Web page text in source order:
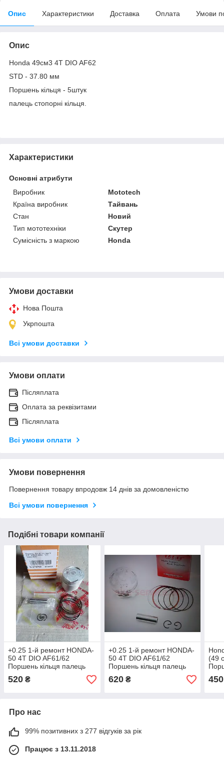
Опис Характеристики Доставка Оплата Умови
Опис
Honda 49см3 4T DIO AF62
STD - 37.80 мм
Поршень кільця - 5штук
палець стопорні кільця.
Характеристики
Основні атрибути
Виробник
Mototech
Країна виробник
Тайвань
Стан
Новий
Тип мототехніки
Скутер
Сумісність з маркою
Honda
Умови доставки
Нова Пошта
Укрпошта
Всі умови доставки
Умови оплати
Післяплата
Оплата за реквізитами
Післяплата
Всі умови оплати
Умови повернення
Повернення товару впродовж 14 днів за домовленістю
Всі умови повернення
Подібні товари компанії
+0.25 1-й ремонт HONDA-
50 4T DIO AF61/62
Поршень кільця палець
стопорні кільця фірма SEE
— Оригінал Тайвань
520 ₴
+0.25 1-й ремонт HONDA-
50 4T DIO AF61/62
Поршень кільця палець
стопорні кільця фірма
MSU — Оригінал Тайвань
620₴
(49
450
Про нас
99% позитивних з 277 відгуків за рік
Працює з 13.11.2018